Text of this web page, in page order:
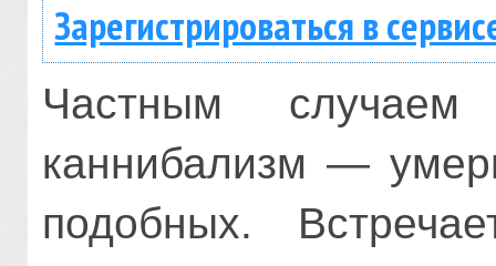
Зарегистрироваться в
Частным случаем
каннибализм —
подобных.